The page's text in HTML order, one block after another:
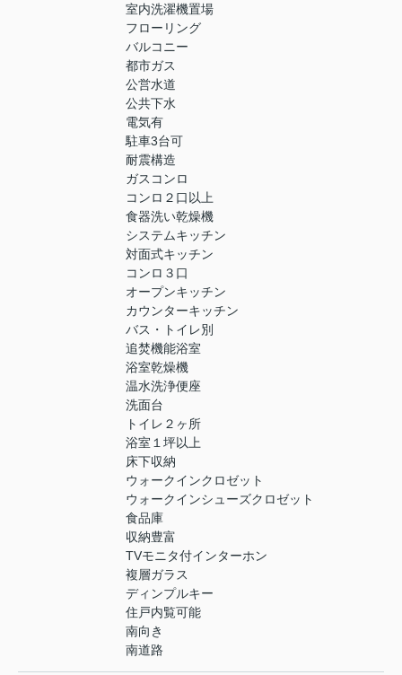
室内洗濯機置場
フローリング
バルコニー
都市ガス
公営水道
公共下水
電気有
駐車3台可
耐震構造
ガスコンロ
コンロ２口以上
食器洗い乾燥機
システムキッチン
対面式キッチン
コンロ３口
オープンキッチン
カウンターキッチン
バス・トイレ別
追焚機能浴室
浴室乾燥機
温水洗浄便座
洗面台
トイレ２ヶ所
浴室１坪以上
床下収納
ウォークインクロゼット
ウォークインシューズクロゼット
食品庫
収納豊富
TVモニタ付インターホン
複層ガラス
ディンプルキー
住戸内覧可能
南向き
南道路